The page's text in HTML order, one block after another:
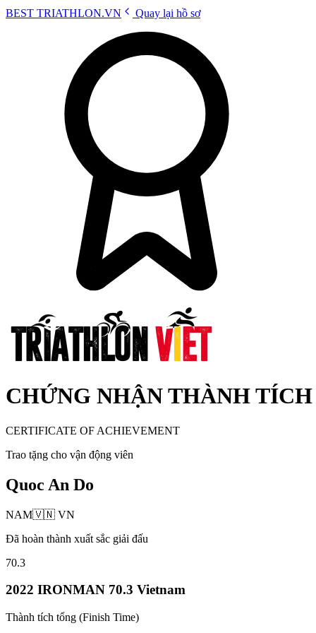
BEST TRIATHLON.VN Quay lại hồ sơ
CHỨNG NHẬN THÀNH TÍCH
CERTIFICATE OF ACHIEVEMENT
Trao tặng cho vận động viên
Quoc An Do
NAM🇻🇳 VN
Đã hoàn thành xuất sắc giải đấu
70.3
2022 IRONMAN 70.3 Vietnam
Thành tích tổng (Finish Time)